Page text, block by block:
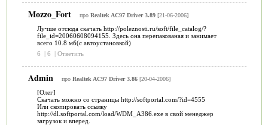
Mozzo_Fort про Realtek AC97 Driver 3.89[21-06-2006]
Лучше отсюда скачать http://poleznosti.ru/soft/file_catalog/?
file_id=20060608094155. Здесь она перепакованая и занимает
всего 10.8 мб(с автоустановкой)
6
| 6 | Ответить
Admin про Realtek AC97 Driver 3.86[20-04-2006]
[Олег]
Скачать можно со страницы http://softportal.com/?id=4555
Или скопировать ссылку
http://dl.softportal.com/load/WDM_A386.exe в свой менеджер
загрузок и вперед.